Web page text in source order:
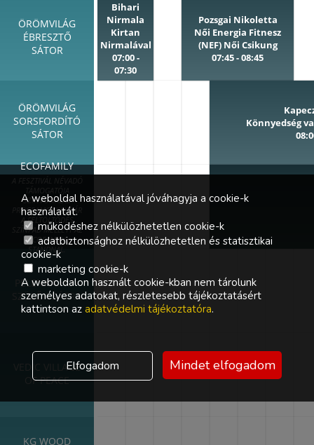
ÖRÖMVILÁG
ÉBRESZTŐ
SÁTOR
ÖRÖMVILÁG
SORSFORDÍTÓ
SÁTOR
ECOFAMILY
SZÍNVONALAS
PROGRAMOKKAL VÁR
A FELTÖLTŐDÉS
SZÍNPAD MELLETT AZ
ECOFAMILY
STANDNÁL.
PELENKA.HU -
SZÜLŐK SÁTRA
VEDIC VILLAGE
OF PEACE
KG WOOD
Bihari
Nirmala
Kirtan
Nirmalával
07:00 -
07:30
Pozsgai Nikoletta
Női Energia Fitnesz
(NEF) Női Csikung
07:45 - 08:45
Könnyedség
A weboldal használatával jóváhagyja a cookie-k
használatát.
működéshez nélkülözhetetlen cookie-k
adatbiztonsághoz nélkülözhetetlen és statisztikai
cookie-k
marketing cookie-k
A weboldalon használt cookie-kban nem tárolunk
személyes adatokat, részletesebb tájékoztatásért
kattintson az adatvédelmi tájékoztatóra.
Elfogadom Mindet elfogadom